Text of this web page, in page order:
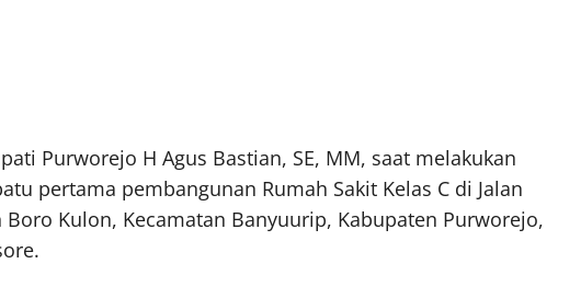
Purworejo H Agus Bastian, SE, MM, saat melakukan
pertama pembangunan Rumah Sakit Kelas C di Jalan
Kulon, Kecamatan Banyuurip, Kabupaten Purworejo,